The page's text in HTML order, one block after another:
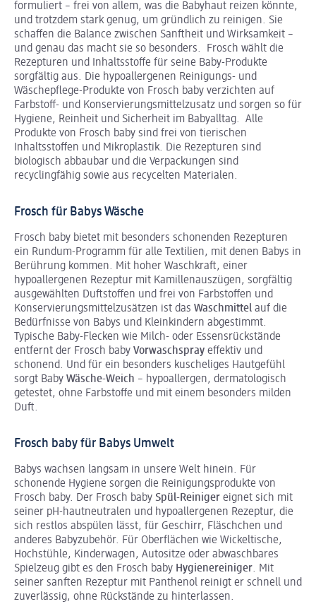
formuliert – frei von allem, was die Babyhaut reizen könnte,
und trotzdem stark genug, um gründlich zu reinigen. Sie
schaffen die Balance zwischen Sanftheit und Wirksamkeit –
und genau das macht sie so besonders. Frosch wählt die
Rezepturen und Inhaltsstoffe für seine Baby-Produkte
sorgfältig aus. Die hypoallergenen Reinigungs- und
Wäschepflege-Produkte von Frosch baby verzichten auf
Farbstoff- und Konservierungsmittelzusatz und sorgen so für
Hygiene, Reinheit und Sicherheit im Babyalltag. Alle
Produkte von Frosch baby sind frei von tierischen
Inhaltsstoffen und Mikroplastik. Die Rezepturen sind
biologisch abbaubar und die Verpackungen sind
recyclingfähig sowie aus recycelten Materialen.
Frosch für Babys Wäsche
Frosch baby bietet mit besonders schonenden Rezepturen
ein Rundum-Programm für alle Textilien, mit denen Babys in
Berührung kommen. Mit hoher Waschkraft, einer
hypoallergenen Rezeptur mit Kamillenauszügen, sorgfältig
ausgewählten Duftstoffen und frei von Farbstoffen und
Konservierungsmittelzusätzen ist das Waschmittel auf die
Bedürfnisse von Babys und Kleinkindern abgestimmt.
Typische Baby-Flecken wie Milch- oder Essensrückstände
entfernt der Frosch baby Vorwaschspray effektiv und
schonend. Und für ein besonders kuscheliges Hautgefühl
sorgt Baby Wäsche-Weich – hypoallergen, dermatologisch
getestet, ohne Farbstoffe und mit einem besonders milden
Duft.
Frosch baby für Babys Umwelt
Babys wachsen langsam in unsere Welt hinein. Für
schonende Hygiene sorgen die Reinigungsprodukte von
Frosch baby. Der Frosch baby Spül-Reiniger eignet sich mit
seiner pH-hautneutralen und hypoallergenen Rezeptur, die
sich restlos abspülen lässt, für Geschirr, Fläschchen und
anderes Babyzubehör. Für Oberflächen wie Wickeltische,
Hochstühle, Kinderwagen, Autositze oder abwaschbares
Spielzeug gibt es den Frosch baby Hygienereiniger. Mit
seiner sanften Rezeptur mit Panthenol reinigt er schnell und
zuverlässig, ohne Rückstände zu hinterlassen.